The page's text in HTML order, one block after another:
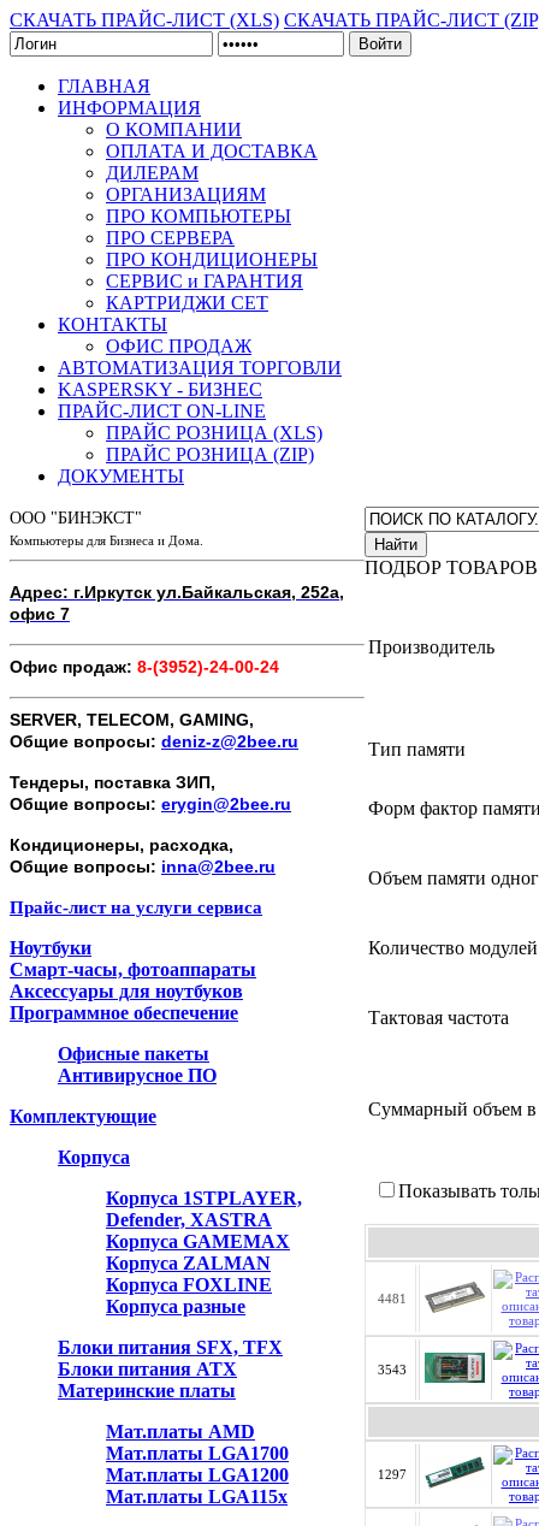
СКАЧАТЬ ПРАЙС-ЛИСТ (XLS) СКАЧАТЬ ПРАЙС-ЛИСТ
Войти
ГЛАВНАЯ
ИНФОРМАЦИЯ
О КОМПАНИИ
ОПЛАТА И ДОСТАВКА
ДИЛЕРАМ
ОРГАНИЗАЦИЯМ
ПРО КОМПЬЮТЕРЫ
ПРО СЕРВЕРА
ПРО КОНДИЦИОНЕРЫ
СЕРВИС и ГАРАНТИЯ
КАРТРИДЖИ CET
КОНТАКТЫ
ОФИС ПРОДАЖ
АВТОМАТИЗАЦИЯ ТОРГОВЛИ
KASPERSKY - БИЗНЕС
ПРАЙС-ЛИСТ ON-LINE
ПРАЙС РОЗНИЦА (XLS)
ПРАЙС РОЗНИЦА (ZIP)
ДОКУМЕНТЫ
ООО "БИНЭКСТ"
Компьютеры для Бизнеса и Дома.
Адрес: г.Иркутск ул.Байкальская, 252а,
офис 7
Офис продаж: 8-(3952)-24-00-24
SERVER, TELECOM, GAMING,
Общие вопросы: deniz-z@2bee.ru
Тендеры, поставка ЗИП,
Общие вопросы: erygin@2bee.ru
Кондиционеры, расходка,
Общие вопросы: inna@2bee.ru
Прайс-лист на услуги сервиса
Ноутбуки
Смарт-часы, фотоаппараты
Аксессуары для ноутбуков
Программное обеспечение
Офисные пакеты
Антивирусное ПО
Комплектующие
Корпуса
Корпуса 1STPLAYER,
Defender, XASTRA
Корпуса GAMEMAX
Корпуса ZALMAN
Корпуса FOXLINE
Корпуса разные
Блоки питания SFX, TFX
Блоки питания ATX
Материнские платы
Мат.платы AMD
Мат.платы LGA1700
Мат.платы LGA1200
Мат.платы LGA115x
Найти
ПОДБОР
Производитель
Тип памяти
Форм фактор
Объем памяти
Количество
Тактовая частота
Суммарный объем в
Показывать
4481
3543
1297